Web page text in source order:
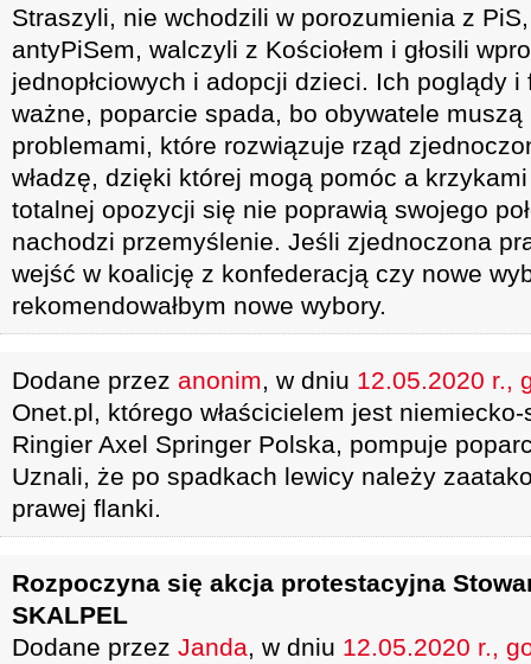
Straszyli, nie wchodzili w porozumienia z
antyPiSem, walczyli z Kościołem i głosili
jednopłciowych i adopcji dzieci. Ich poglądy i
ważne, poparcie spada, bo obywatele
problemami, które rozwiązuje rząd
władzę, dzięki której mogą pomóc a
totalnej opozycji się nie poprawią swojego
nachodzi przemyślenie. Jeśli zjednoczona
wejść w koalicję z konfederacją czy nowe
rekomendowałbym nowe wybory.
Dodane przez anonim, w dniu 12.05.2020 r.,
Onet.pl, którego właścicielem jest
Ringier Axel Springer Polska, pompuje
Uznali, że po spadkach lewicy należy
prawej flanki.
Rozpoczyna się akcja protestacyjna
SKALPEL
Dodane przez Janda, w dniu 12.05.2020 r.,